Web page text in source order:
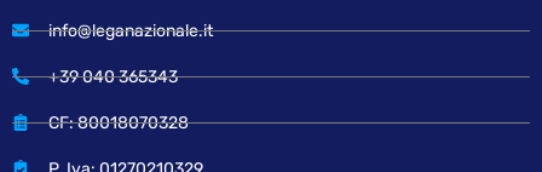
info@leganazionale.it
+39 040 365343
CF: 80018070328